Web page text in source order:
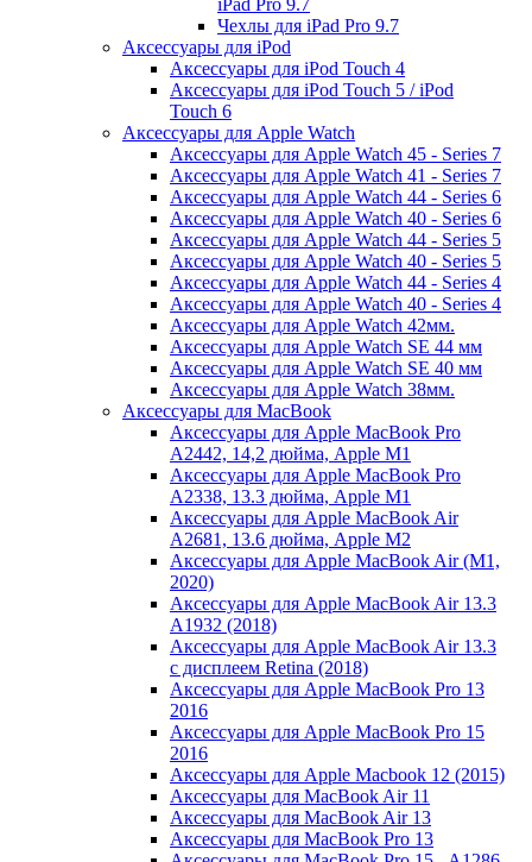
Чехлы для iPad Pro 9.7
Аксессуары для iPod
Аксессуары для iPod Touch 4
Аксессуары для iPod Touch 5 / iPod
Touch 6
Аксессуары для Apple Watch
Аксессуары для Apple Watch 45 - Series 7
Аксессуары для Apple Watch 41 - Series 7
Аксессуары для Apple Watch 44 - Series 6
Аксессуары для Apple Watch 40 - Series 6
Аксессуары для Apple Watch 44 - Series 5
Аксессуары для Apple Watch 40 - Series 5
Аксессуары для Apple Watch 44 - Series 4
Аксессуары для Apple Watch 40 - Series 4
Аксессуары для Apple Watch 42мм.
Аксессуары для Apple Watch SE 44 мм
Аксессуары для Apple Watch SE 40 мм
Аксессуары для Apple Watch 38мм.
Аксессуары для MacBook
Аксессуары для Apple MacBook Pro
A2442, 14,2 дюйма, Apple M1
Аксессуары для Apple MacBook Pro
A2338, 13.3 дюйма, Apple M1
Аксессуары для Apple MacBook Air
A2681, 13.6 дюйма, Apple M2
Аксессуары для Apple MacBook Air (M1,
2020)
Аксессуары для Apple MacBook Air 13.3
A1932 (2018)
Аксессуары для Apple MacBook Air 13.3
с дисплеем Retina (2018)
Аксессуары для Apple MacBook Pro 13
2016
Аксессуары для Apple MacBook Pro 15
2016
Аксессуары для Apple Macbook 12 (2015)
Аксессуары для MacBook Air 11
Аксессуары для MacBook Air 13
Аксессуары для MacBook Pro 13